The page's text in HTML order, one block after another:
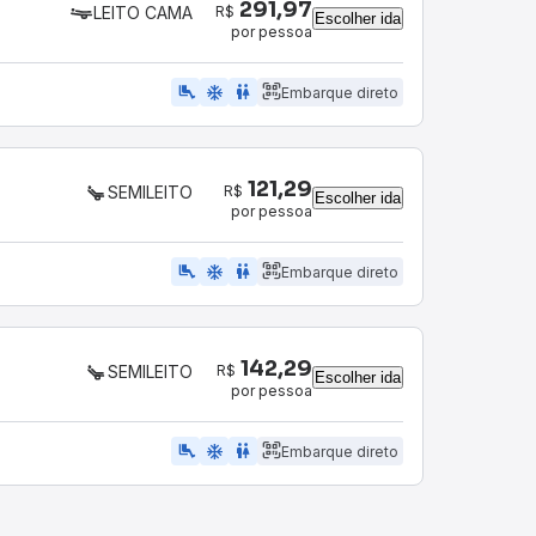
LEITO CAMA R$ 291,97
por pessoa
Escolher ida
airline_seat_legroom_extra ac_unit wc Embarque direto
SEMILEITO R$ 121,29
por pessoa
Escolher ida
airline_seat_legroom_extra ac_unit WC Embarque direto
SEMILEITO R$ 142,29
por pessoa
Escolher ida
airline_seat_legroom_extra ac_unit WC Embarque direto